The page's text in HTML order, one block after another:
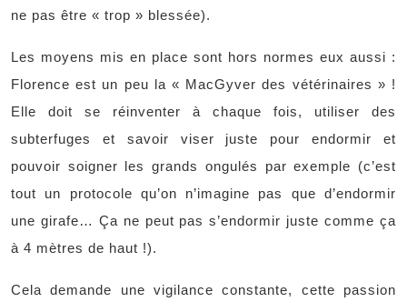
ne pas être « trop » blessée).
Les moyens mis en place sont hors normes eux aussi :
Florence est un peu la « MacGyver des vétérinaires » !
Elle doit se réinventer à chaque fois, utiliser des
subterfuges et savoir viser juste pour endormir et
pouvoir soigner les grands ongulés par exemple (c’est
tout un protocole qu’on n’imagine pas que d’endormir
une girafe… Ça ne peut pas s’endormir juste comme ça
à 4 mètres de haut !).
Cela demande une vigilance constante, cette passion